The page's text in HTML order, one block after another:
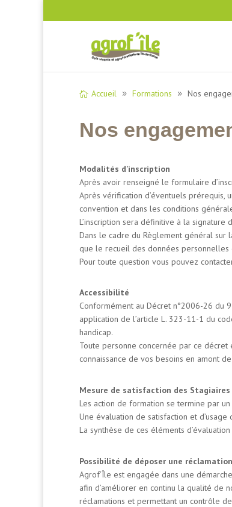
Accueil Formations Nos
Nos
Modalités d’inscription
Après avoir renseigné le formulaire
Après vérification d’éventuels prérequis,
convention et dans les conditions
L’inscription sera définitive à la signature
Dans le cadre du Règlement général sur
que le recueil des données
Pour toute question vous pouvez
Accessibilité
Conformément au Décret n°2006-26 du
application de l’article L. 323-11-1 du
handicap.
Toute personne concernée par ce décret
connaissance de vos besoins en amont
Mesure de satisfaction des Stagiaires
Les action de formation se termine par
Une évaluation de satisfaction et
La synthèse de ces éléments
Possibilité de déposer une réclamation
Agrof’Île est engagée dans une
afin d’améliorer en continu la qualité de
réclamations et permettant un contrôle